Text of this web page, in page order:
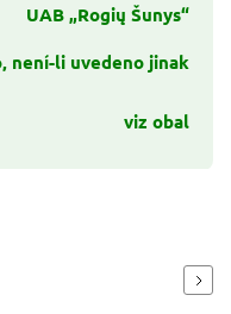
UAB „Rogių Šunys“
není-li uvedeno jinak
viz obal
Next